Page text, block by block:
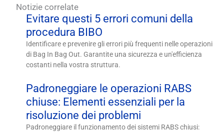
Notizie correlate
Evitare questi 5 errori comuni della
procedura BIBO
Identificare e prevenire gli errori più frequenti nelle operazioni
di Bag In Bag Out. Garantite una sicurezza e un'efficienza
costanti nella vostra struttura.
Padroneggiare le operazioni RABS
chiuse: Elementi essenziali per la
risoluzione dei problemi
Padroneggiare il funzionamento dei sistemi RABS chiusi: